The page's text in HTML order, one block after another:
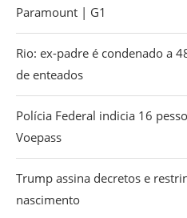
Paramount | G1
Rio: ex-padre é condenado a
de enteados
Polícia Federal indicia 16
Voepass
Trump assina decretos e
nascimento